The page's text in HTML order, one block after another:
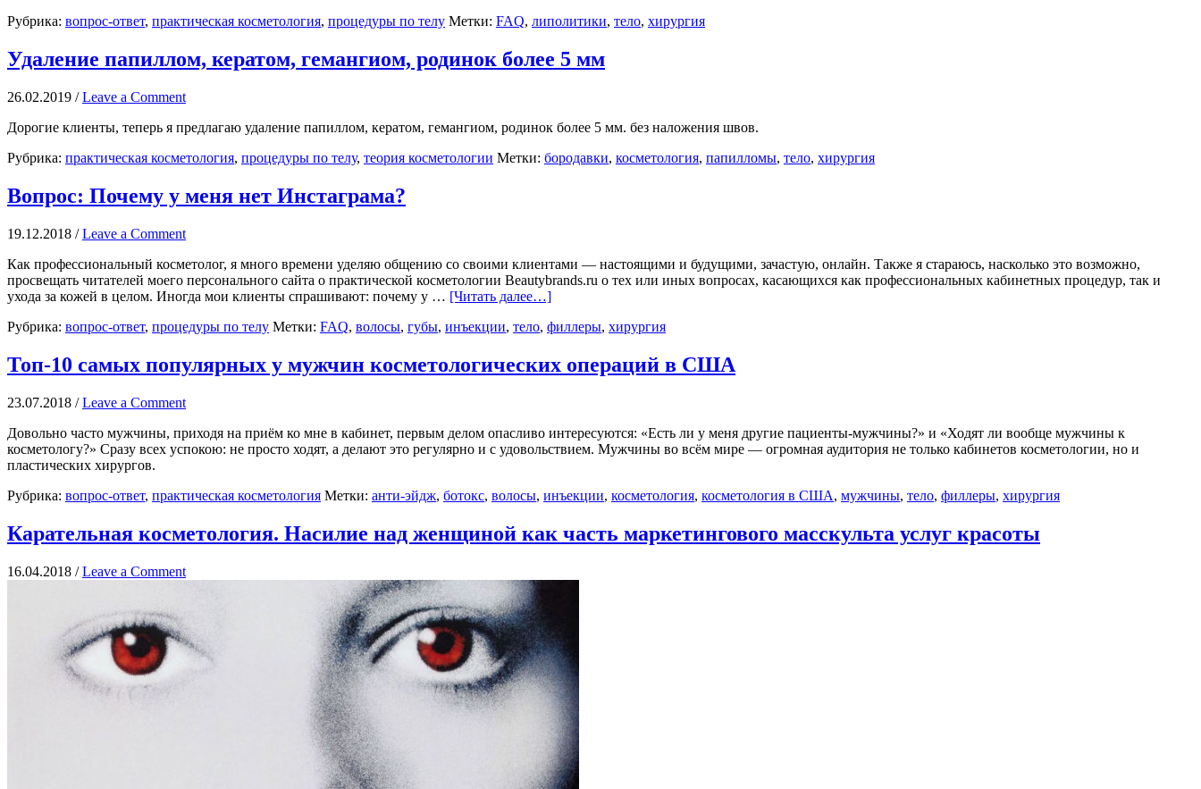
Рубрика: вопрос-ответ, практическая косметология, процедуры по телу Метки: FAQ, липолитики, тело, хирургия
Удаление папиллом, кератом, гемангиом, родинок более 5 мм
26.02.2019 /Leave a Comment
Дорогие клиенты, теперь я предлагаю удаление папиллом, кератом, гемангиом, родинок более 5 мм. без наложения швов.
Рубрика: практическая косметология, процедуры по телу, теория косметологии Метки: бородавки, косметология, папилломы, тело, хирургия
Вопрос: Почему у меня нет Инстаграма?
19.12.2018 /Leave a Comment
Как профессиональный косметолог, я много времени уделяю общению со своими клиентами — настоящими и будущими, зачастую, онлайн. Также я стараюсь, насколько это возможно,
просвещать читателей моего персонального сайта о практической косметологии Beautybrands.ru о тех или иных вопросах, касающихся как профессиональных кабинетных процедур, так и
ухода за кожей в целом. Иногда мои клиенты спрашивают: почему у … [Читать далее…]
Рубрика: вопрос-ответ, процедуры по телу Метки: FAQ, волосы, губы, инъекции, тело, филлеры, хирургия
Топ-10 самых популярных у мужчин косметологических операций в США
23.07.2018 /Leave a Comment
Довольно часто мужчины, приходя на приём ко мне в кабинет, первым делом опасливо интересуются: «Есть ли у меня другие пациенты-мужчины?» и «Ходят ли вообще мужчины к
косметологу?» Сразу всех успокою: не просто ходят, а делают это регулярно и с удовольствием. Мужчины во всём мире — огромная аудитория не только кабинетов косметологии, но и
пластических хирургов.
Рубрика: вопрос-ответ, практическая косметология Метки: анти-эйдж, ботокс, волосы, инъекции, косметология, косметология в США, мужчины, тело, филлеры, хирургия
Карательная косметология. Насилие над женщиной как часть маркетингового масскульта услуг красоты
16.04.2018 /Leave a Comment